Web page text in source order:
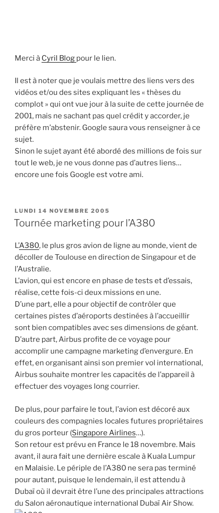
Merci à Cyril Blog pour le lien.
Il est à noter que je voulais mettre des liens vers des
vidéos et/ou des sites expliquant les « thèses du
complot » qui ont vue jour à la suite de cette journée de
2001, mais ne sachant pas quel crédit y accorder, je
préfère m’abstenir. Google saura vous renseigner à ce
sujet.
Sinon le sujet ayant été abordé des millions de fois sur
tout le web, je ne vous donne pas d’autres liens…
encore une fois Google est votre ami.
PUBLIÉ
LE
LUNDI 14 NOVEMBRE 2005
Tournée marketing pour l’A380
L’A380, le plus gros avion de ligne au monde, vient de
décoller de Toulouse en direction de Singapour et de
l’Australie.
L’avion, qui est encore en phase de tests et d’essais,
réalise, cette fois-ci deux missions en une.
D’une part, elle a pour objectif de contrôler que
certaines pistes d’aéroports destinées à l’accueillir
sont bien compatibles avec ses dimensions de géant.
D’autre part, Airbus profite de ce voyage pour
accomplir une campagne marketing d’envergure. En
effet, en organisant ainsi son premier vol international,
Airbus souhaite montrer les capacités de l’appareil à
effectuer des voyages long courrier.
De plus, pour parfaire le tout, l’avion est décoré aux
couleurs des compagnies locales futures propriétaires
du gros porteur (Singapore Airlines…).
Son retour est prévu en France le 18 novembre. Mais
avant, il aura fait une dernière escale à Kuala Lumpur
en Malaisie. Le périple de l’A380 ne sera pas terminé
pour autant, puisque le lendemain, il est attendu à
Dubaï où il devrait être l’une des principales attractions
du Salon aéronautique international Dubaï Air Show.